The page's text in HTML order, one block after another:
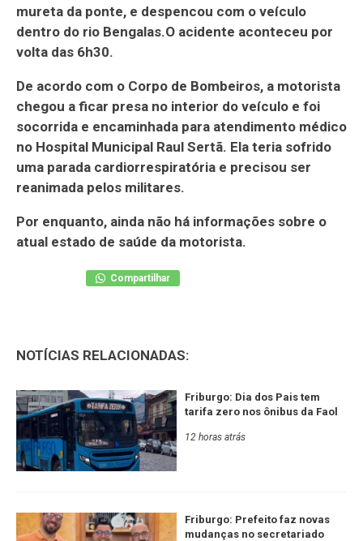
mureta da ponte, e despencou com o veículo
dentro do rio Bengalas.O acidente aconteceu por
volta das 6h30.
De acordo com o Corpo de Bombeiros, a motorista
chegou a ficar presa no interior do veículo e foi
socorrida e encaminhada para atendimento médico
no Hospital Municipal Raul Sertã. Ela teria sofrido
uma parada cardiorrespiratória e precisou ser
reanimada pelos militares.
Por enquanto, ainda não há informações sobre o
atual estado de saúde da motorista.
Compartilhar
NOTÍCIAS RELACIONADAS:
Friburgo: Dia dos Pais tem
tarifa zero nos ônibus da Faol
12 horas atrás
Friburgo: Prefeito faz novas
mudanças no secretariado